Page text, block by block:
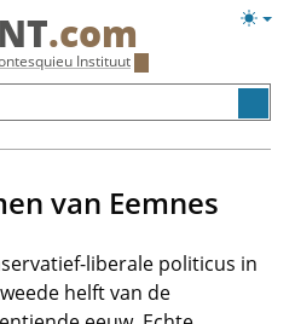
.com
Instituut
van Eemnes
liberale politicus in
helft van de